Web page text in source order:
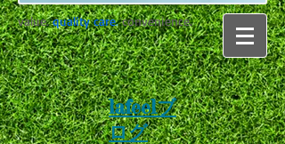
value.quality care.convenience.
lafeelブ
ログ